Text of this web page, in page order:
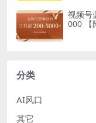
视频号
000 【
分类
AI风口
其它